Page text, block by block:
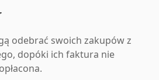
odebrać swoich zakupów z
dopóki ich faktura nie